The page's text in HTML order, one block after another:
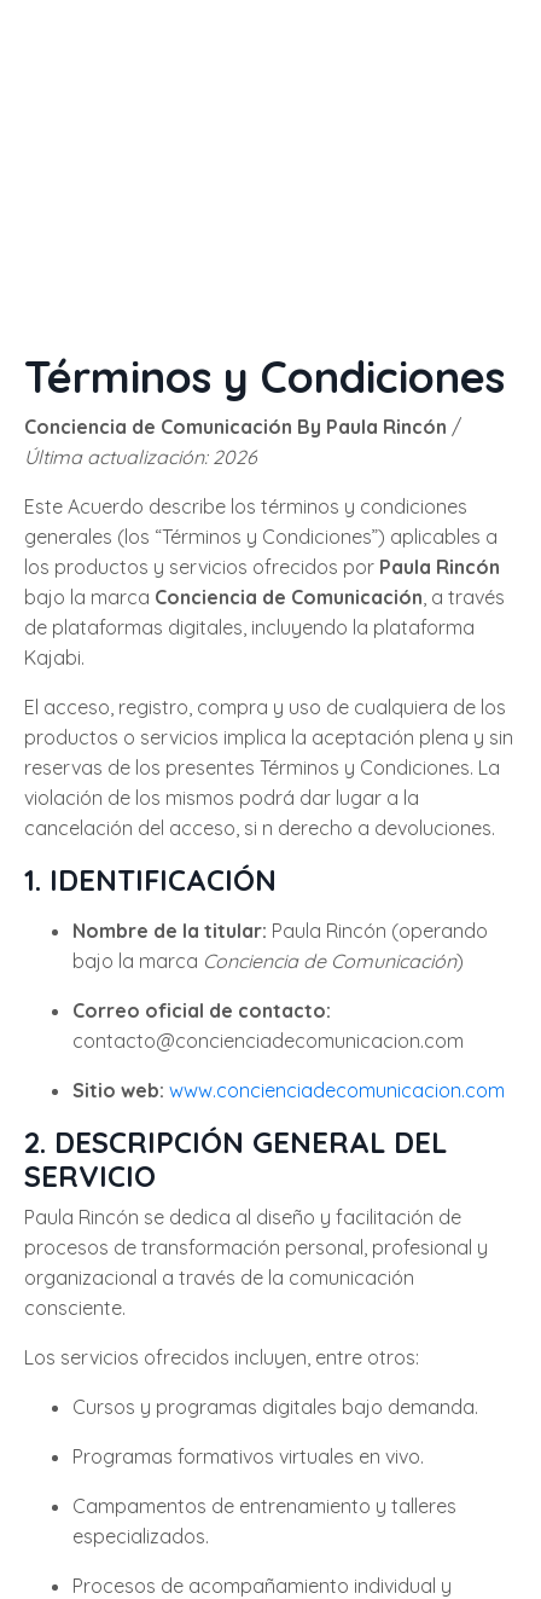
Términos y Condiciones
Conciencia de Comunicación By Paula Rincón /
Última actualización: 2026
Este Acuerdo describe los términos y condiciones
generales (los “Términos y Condiciones”) aplicables a
los productos y servicios ofrecidos por Paula Rincón
bajo la marca Conciencia de Comunicación, a través
de plataformas digitales, incluyendo la plataforma
Kajabi.
El acceso, registro, compra y uso de cualquiera de los
productos o servicios implica la aceptación plena y sin
reservas de los presentes Términos y Condiciones. La
violación de los mismos podrá dar lugar a la
cancelación del acceso, si n derecho a devoluciones.
1. IDENTIFICACIÓN
Nombre de la titular: Paula Rincón (operando
bajo la marca Conciencia de Comunicación)
Correo oficial de contacto:
contacto@concienciadecomunicacion.com
Sitio web: www.concienciadecomunicacion.com
2. DESCRIPCIÓN GENERAL DEL
SERVICIO
Paula Rincón se dedica al diseño y facilitación de
procesos de transformación personal, profesional y
organizacional a través de la comunicación
consciente.
Los servicios ofrecidos incluyen, entre otros:
Cursos y programas digitales bajo demanda.
Programas formativos virtuales en vivo.
Campamentos de entrenamiento y talleres
especializados.
Procesos de acompañamiento individual y